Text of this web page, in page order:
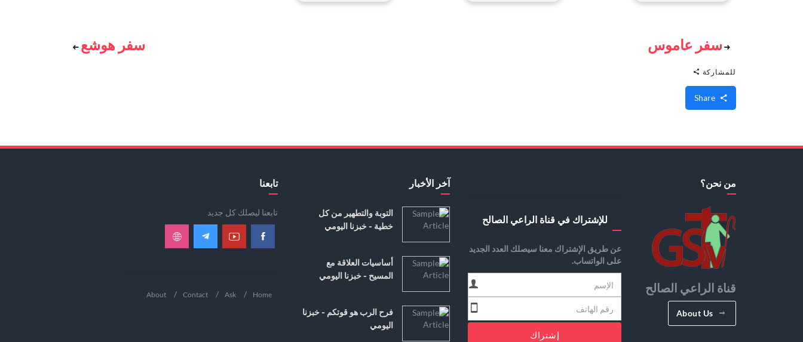
سفر عاموس سفر هوشع
للمشاركة
من نحن؟
قناة الراعي الصالح
About Us
للإشتراك في قناة الراعي الصالح
عن طريق الإشتراك معنا سيصلك العدد الجديد
على الواتساب.
إشتراك
آخر الأخبار
التوبة والتطهير من كل
خطية - خبزنا اليومي
أساسيات العلاقة مع
المسيح - خبزنا اليومي
فرح الرب هو قوتكم - خبزنا
اليومي
تابعنا
تابعنا ليصلك كل جديد
Home
Ask
Contact
About